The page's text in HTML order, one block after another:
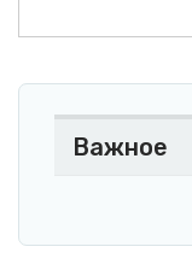
Важное